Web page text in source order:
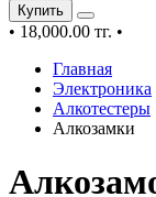
Купить
• 18,000.00 тг. •
Главная
Электроника
Алкотестеры
Алкозамки